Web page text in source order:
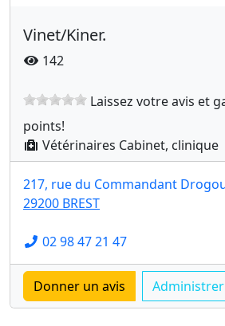
Vinet/Kiner.
142
Laissez votre avis et
points!
Vétérinaires Cabinet, clinique
217, rue du Commandant
29200 BREST
02 98 47 21 47